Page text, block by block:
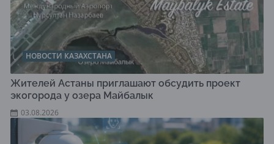
НОВОСТИ КАЗАХСТАНА
Жителей Астаны приглашают обсудить проект
экогорода у озера Майбалык
03.08.2026